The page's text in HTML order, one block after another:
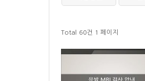
Total 60건 1 페이지